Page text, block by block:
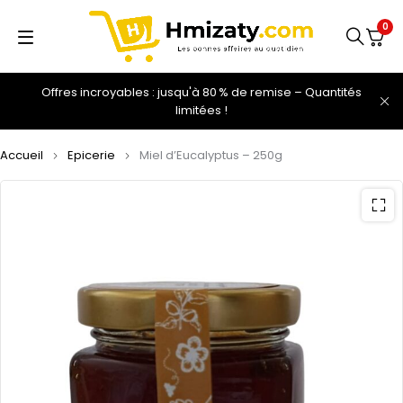
Offres incroyables : jusqu'à 80 % de remise – Quantités
limitées !
0
Accueil Epicerie Miel d’Eucalyptus – 250g